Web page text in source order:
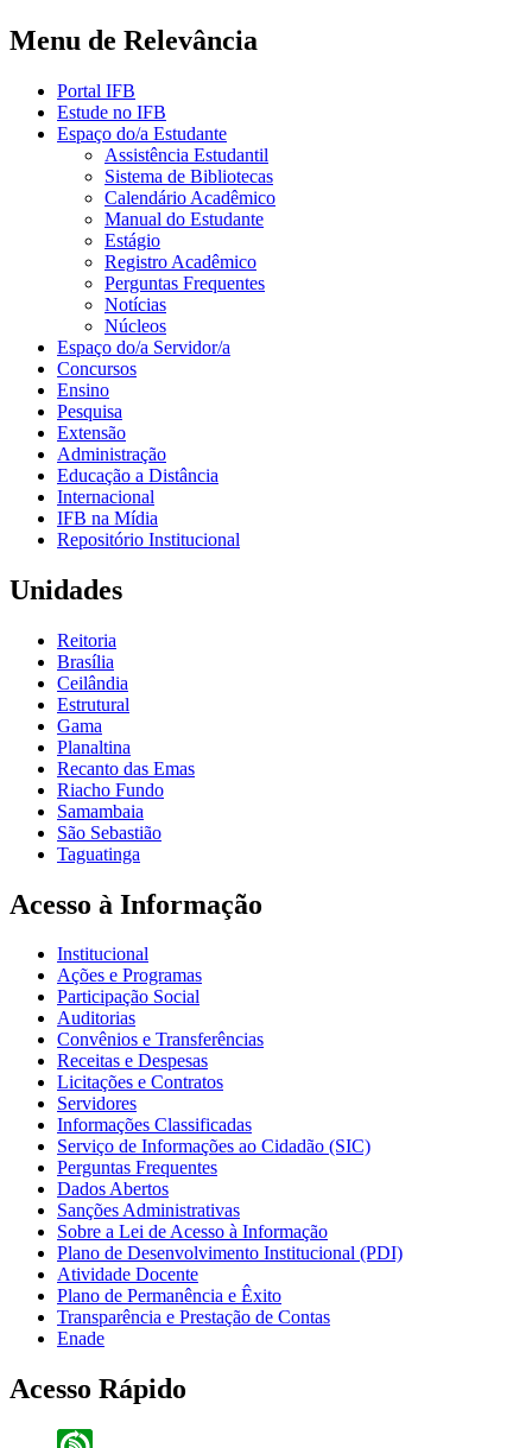
Menu de Relevância
Portal IFB
Estude no IFB
Espaço do/a Estudante
Assistência Estudantil
Sistema de Bibliotecas
Calendário Acadêmico
Manual do Estudante
Estágio
Registro Acadêmico
Perguntas Frequentes
Notícias
Núcleos
Espaço do/a Servidor/a
Concursos
Ensino
Pesquisa
Extensão
Administração
Educação a Distância
Internacional
IFB na Mídia
Repositório Institucional
Unidades
Reitoria
Brasília
Ceilândia
Estrutural
Gama
Planaltina
Recanto das Emas
Riacho Fundo
Samambaia
São Sebastião
Taguatinga
Acesso à Informação
Institucional
Ações e Programas
Participação Social
Auditorias
Convênios e Transferências
Receitas e Despesas
Licitações e Contratos
Servidores
Informações Classificadas
Serviço de Informações ao Cidadão (SIC)
Perguntas Frequentes
Dados Abertos
Sanções Administrativas
Sobre a Lei de Acesso à Informação
Plano de Desenvolvimento Institucional (PDI)
Atividade Docente
Plano de Permanência e Êxito
Transparência e Prestação de Contas
Enade
Acesso Rápido